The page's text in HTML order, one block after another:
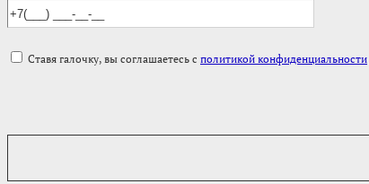
Ставя галочку, вы соглашаетесь с политикой конфиденциальности